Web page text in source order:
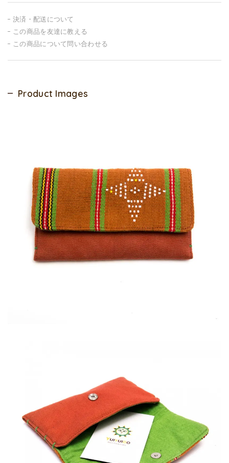
決済・配送について
この商品を友達に教える
この商品について問い合わせる
Product Images